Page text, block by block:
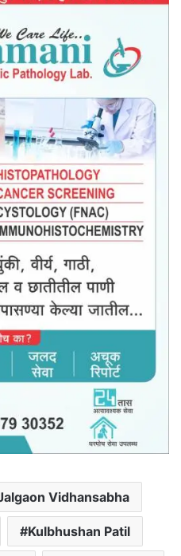
Vidhansabha
Kulbhushan Patil